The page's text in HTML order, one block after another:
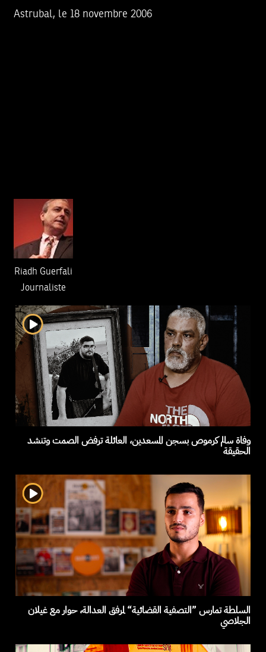
Astrubal, le 18 novembre 2006
Riadh Guerfali
Journaliste
وفاة سالم كرموص بسجن المسعدين، العائلة ترفض الصمت وتنشد
الحقيقة
السلطة تمارس ”التصفية القضائية“ لمرفق العدالة، حوار مع غيلان
الجلاصي